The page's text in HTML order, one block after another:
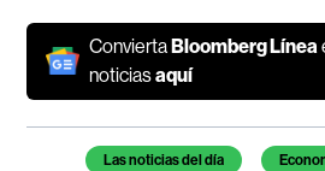
ConviertaBloomberg Línea
noticiasaquí
Temas de este artículo
Las noticias del día